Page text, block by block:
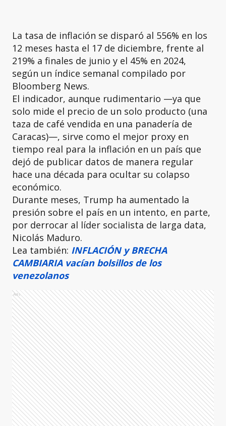
La tasa de inflación se disparó al 556% en los
12 meses hasta el 17 de diciembre, frente al
219% a finales de junio y el 45% en 2024,
según un índice semanal compilado por
Bloomberg News.
El indicador, aunque rudimentario —ya que
solo mide el precio de un solo producto (una
taza de café vendida en una panadería de
Caracas)—, sirve como el mejor proxy en
tiempo real para la inflación en un país que
dejó de publicar datos de manera regular
hace una década para ocultar su colapso
económico.
Durante meses, Trump ha aumentado la
presión sobre el país en un intento, en parte,
por derrocar al líder socialista de larga data,
Nicolás Maduro.
Lea también: INFLACIÓN y BRECHA
CAMBIARIA vacían bolsillos de los
venezolanos
Ads